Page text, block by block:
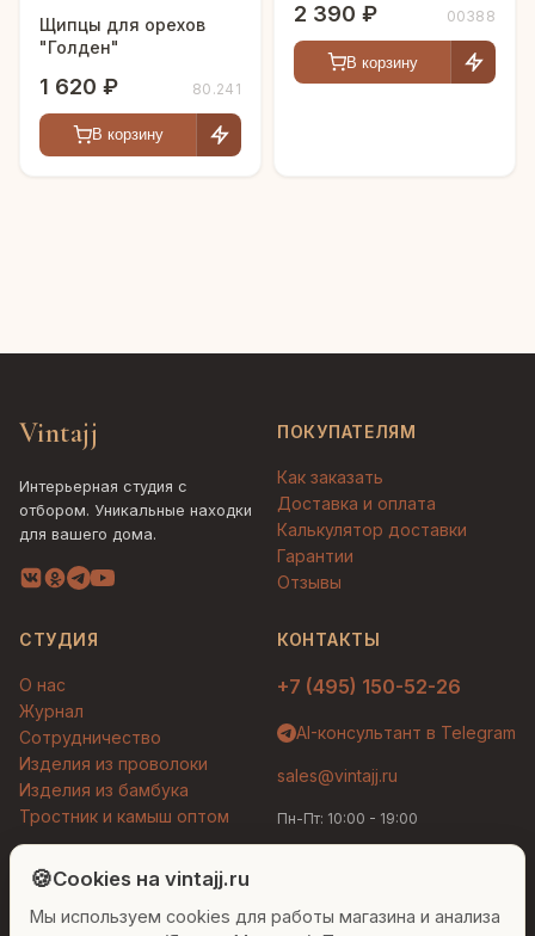
Щипцы для орехов
"Голден"
1 620 ₽ 80.241
В корзину
2 390 ₽ 00388
В корзину
Vintajj
Интерьерная студия с
отбором. Уникальные находки
для вашего дома.
ПОКУПАТЕЛЯМ
Как заказать
Доставка и оплата
Калькулятор доставки
Гарантии
Отзывы
СТУДИЯ
О нас
Журнал
Сотрудничество
Изделия из проволоки
Изделия из бамбука
Тростник и камыш оптом
КОНТАКТЫ
+7 (495) 150-52-26
AI-консультант в Telegram
sales@vintajj.ru
Пн-Пт: 10:00 - 19:00
© 2026 Vintajj. Все права защищены.
Договор оферты
Политика конфиденциальности
🍪Cookies на vintajj.ru
Мы используем cookies для работы магазина и анализа
Людмила
Привет! Я Людмила, ваш персональный